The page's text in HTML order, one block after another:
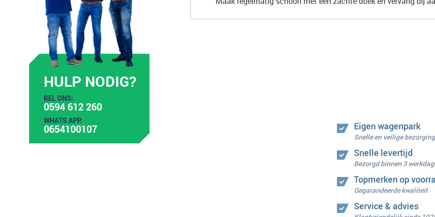
HULP NODIG?
BEL ONS:
0594 612 260
WHATS APP:
0654100107 Eigen wagenpark
Snelle en veilige bezorging
Snelle levertijd
Bezorgd binnen 3
Topmerken op
Gegarandeerde kwaliteit
Service & advies